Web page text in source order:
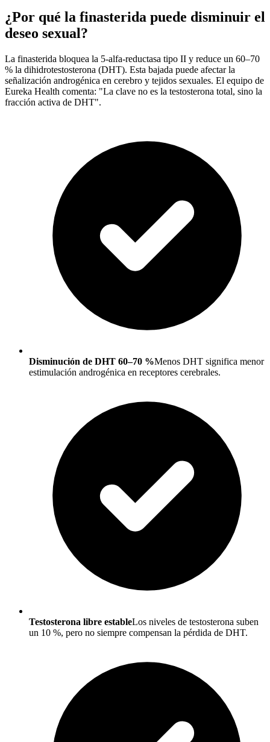
¿Por qué la finasterida puede disminuir el
deseo sexual?
La finasterida bloquea la 5-alfa-reductasa tipo II y reduce un 60–70
% la dihidrotestosterona (DHT). Esta bajada puede afectar la
señalización androgénica en cerebro y tejidos sexuales. El equipo de
Eureka Health comenta: "La clave no es la testosterona total, sino la
fracción activa de DHT".
Disminución de DHT 60–70 %Menos DHT significa menor
estimulación androgénica en receptores cerebrales.
Testosterona libre estableLos niveles de testosterona suben
un 10 %, pero no siempre compensan la pérdida de DHT.